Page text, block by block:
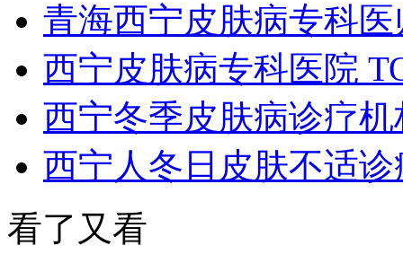
青海西宁皮肤病专科
西宁皮肤病专科医院
西宁冬季皮肤病诊疗
西宁人冬日皮肤不适
看了又看